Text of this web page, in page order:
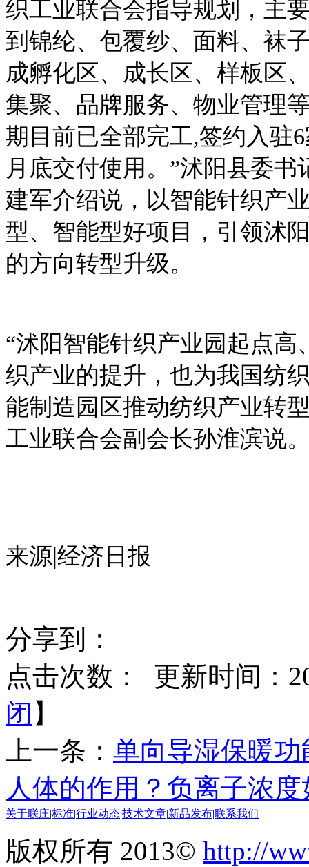
织工业联合会指导规划，主
到锦纶、包覆纱、面料、袜
成孵化区、成长区、样板区
集聚、品牌服务、物业管理
期目前已全部完工,签约入驻
月底交付使用。”沭阳县委
建军介绍说，以智能针织产
型、智能型好项目，引领沭
的方向转型升级。
“沭阳智能针织产业园起点
织产业的提升，也为我国纺
能制造园区推动纺织产业转
工业联合会副会长孙淮滨说
来源|经济日报
分享到：
点击次数：
更新时间：
闭 】
上一条： 单向导湿保暖功
人体的作用？负离子浓
关于联庄标准行业动态技术文章 新品发布联系我们
版权所有 2013© http://